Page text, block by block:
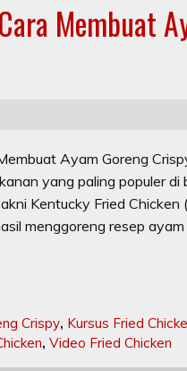
Membuat
Ayam Goreng
yang paling populer
Kentucky Fried Chicken
menggoreng resep
Crispy, Kursus Fried
,Video Fried Chicken